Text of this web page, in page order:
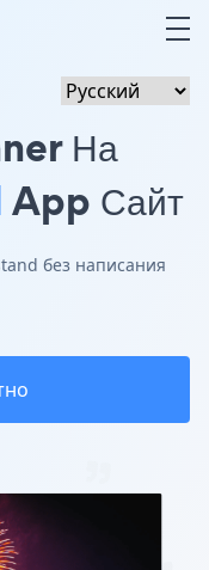
На
App Сайт
без написания